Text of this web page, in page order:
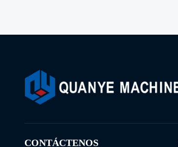
CONTÁCTENOS